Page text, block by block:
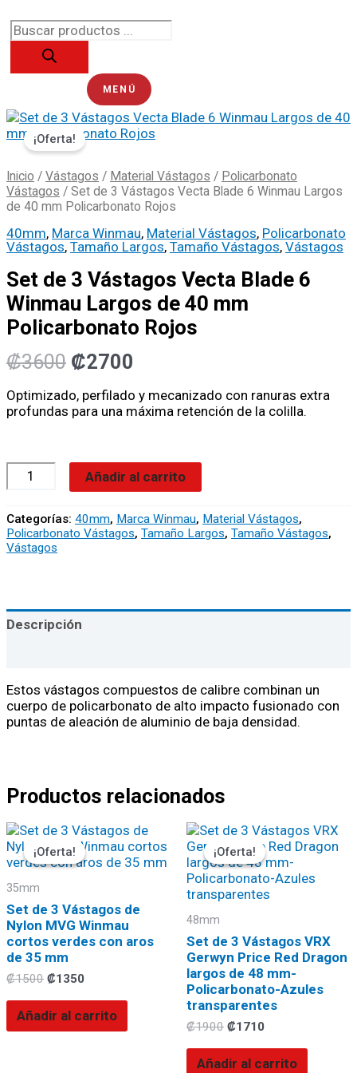
al
contenido
de
productos
MENÚ
¡Oferta!
Inicio / Vástagos / Material Vástagos / Policarbonato
Vástagos / Set de 3 Vástagos Vecta Blade 6 Winmau Largos
de 40 mm Policarbonato Rojos
40mm, Marca Winmau, Material Vástagos, Policarbonato
Vástagos, Tamaño Largos, Tamaño Vástagos, Vástagos
Set de 3 Vástagos Vecta Blade 6
Winmau Largos de 40 mm
Policarbonato Rojos
₡3600
El
precio
original
era:
₡3600.
₡2700
El
precio
actual
es:
₡2700.
Optimizado, perfilado y mecanizado con ranuras extra
profundas para una máxima retención de la colilla.
Set
de
Vecta
Blade
6
Winmau
Largos
40
mm
Policarbonato
Rojos
Añadir al carrito
Categorías: 40mm, Marca Winmau, Material Vástagos,
Policarbonato Vástagos, Tamaño Largos, Tamaño Vástagos,
Vástagos
Descripción
Estos vástagos compuestos de calibre combinan un
cuerpo de policarbonato de alto impacto fusionado con
puntas de aleación de aluminio de baja densidad.
Productos relacionados
¡Oferta!
¡Oferta!
35mm
Set de 3 Vástagos de
Nylon MVG Winmau
cortos verdes con aros
de 35 mm
₡1500
El
precio
original
₡1350
El
precio
actual
Añadir al carrito
¡Oferta!
¡Oferta!
48mm
Set de 3 Vástagos VRX
Gerwyn Price Red Dragon
largos de 48 mm-
Policarbonato-Azules
transparentes
₡1900
El
precio
original
era:
₡1900.
₡1710
El
precio
actual
es:
₡1710.
Añadir al carrito